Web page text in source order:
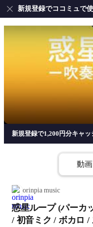
新規登録でココミュで
新規登録で1,200円分キャ
動画
orinpia music
惑星ループ (パーカ
/ 初音ミク / ボカロ /